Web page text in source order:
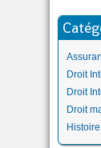
Droit
Droit
Droit